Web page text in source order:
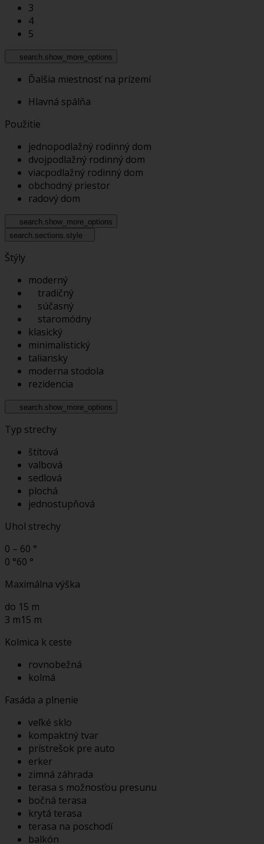
3
4
5
search.show_more_options
Ďalšia miestnosť na prízemí
Hlavná spálňa
Použitie
jednopodlažný rodinný dom
dvojpodlažný rodinný dom
viacpodlažný rodinný dom
obchodný priestor
radový dom
search.show_more_options
search.sections.style
Štýly
moderný
tradičný
súčasný
staromódny
klasický
minimalistický
taliansky
moderna stodola
rezidencia
search.show_more_options
Typ strechy
štítová
valbová
sedlová
plochá
jednostupňová
Uhol strechy
0 – 60 °
0 °60 °
Maximálna výška
do 15 m
3 m15 m
Kolmica k ceste
rovnobežná
kolmá
Fasáda a plnenie
veľké sklo
kompaktný tvar
prístrešok pre auto
erker
zimná záhrada
terasa s možnosťou presunu
bočná terasa
krytá terasa
terasa na poschodí
balkón